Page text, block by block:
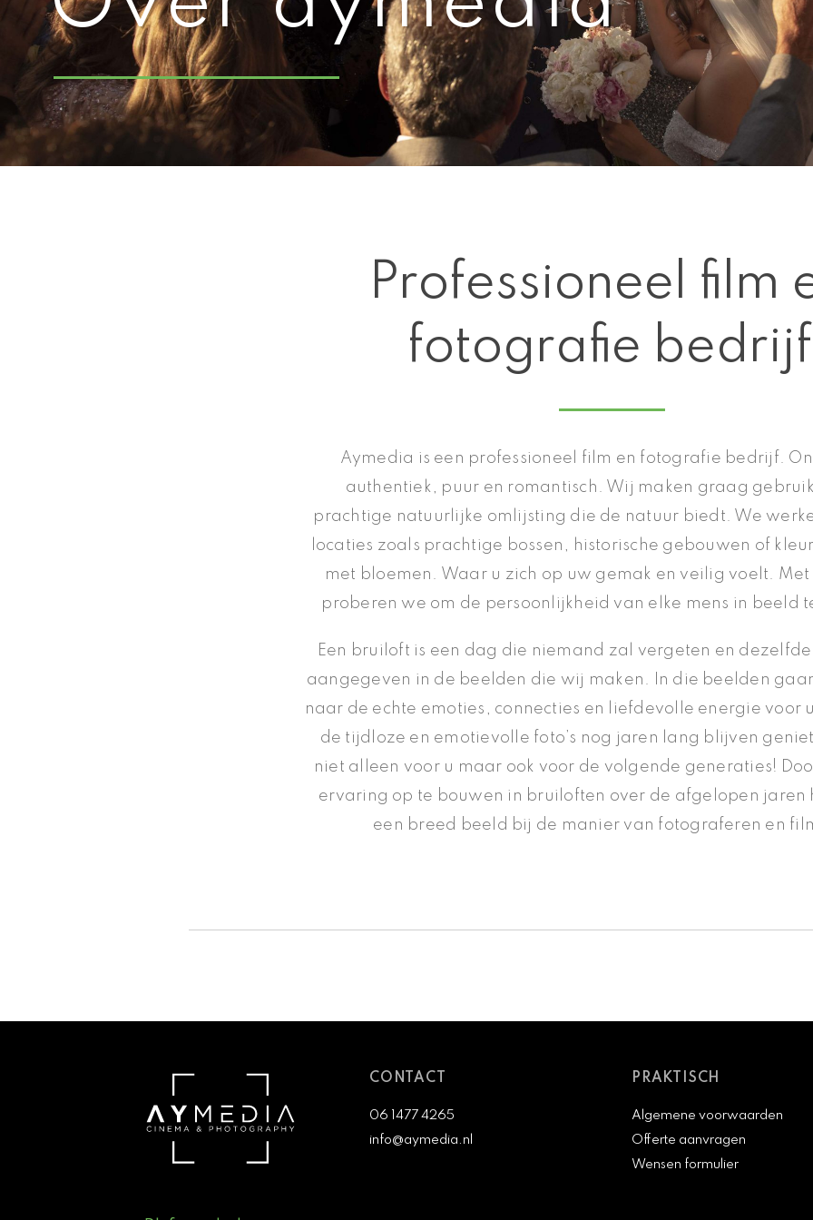
Professioneel film
fotografie bedrijf
Aymedia is een professioneel film en fotografie bedrijf.
authentiek, puur en romantisch. Wij maken graag
prachtige natuurlijke omlijsting die de natuur biedt. We
locaties zoals prachtige bossen, historische gebouwen of
met bloemen. Waar u zich op uw gemak en veilig voelt. Met
proberen we om de persoonlijkheid van elke mens in beeld
Een bruiloft is een dag die niemand zal vergeten en
aangegeven in de beelden die wij maken. In die beelden
naar de echte emoties, connecties en liefdevolle energie voor
de tijdloze en emotievolle foto’s nog jaren lang blijven
niet alleen voor u maar ook voor de volgende generaties!
ervaring op te bouwen in bruiloften over de afgelopen jaren
een breed beeld bij de manier van fotograferen en
CONTACT
06 1477 4265
info@aymedia.nl
PRAKTISCH
Algemene voorwaarden
Offerte aanvragen
Wensen formulier